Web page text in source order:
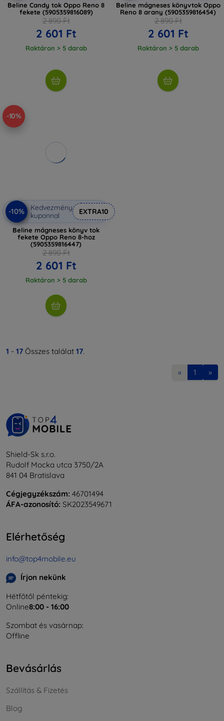
Beline Candy tok Oppo Reno 8
fekete (5905359816089)
2 890 Ft
2 601 Ft
Raktáron > 5 darab
Beline mágneses könyvtok Oppo
Reno 8 arany (5905359816454)
2 890 Ft
2 601 Ft
Raktáron > 5 darab
-10%
-10%
Kedvezmény
kuponnal
EXTRA10
Beline mágneses könyv tok
fekete Oppo Reno 8-hoz
(5905359816447)
2 890 Ft
2 601 Ft
Raktáron > 5 darab
1 - 17 Összes találat 17.
« 1 »
Shield-Sk s.r.o.
Rudolf Mocka utca 3750/2A
841 04 Bratislava
Cégjegyzékszám: 46701494
ÁFA-azonosító: SK2023549671
Elérhetőség
info@top4mobile.eu
Írjon nekünk
Hétfőtől péntekig:
Online8:00 - 16:00
Szombat és vasárnap:
Offline
Bevásárlás
Szállítás & Fizetés
Blog